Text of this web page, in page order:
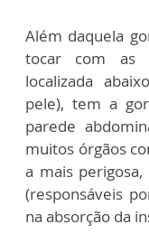
Além daquela
tocar com as
localizada
pele), tem a
parede
muitos órgãos
a mais
(responsáveis
na absorção da